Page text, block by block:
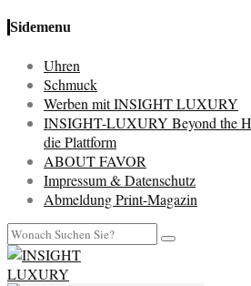
Sidemenu
Uhren
Schmuck
Werben mit INSIGHT LUXURY
INSIGHT-LUXURY Beyond the
die Plattform
ABOUT FAVOR
Impressum & Datenschutz
Abmeldung Print-Magazin